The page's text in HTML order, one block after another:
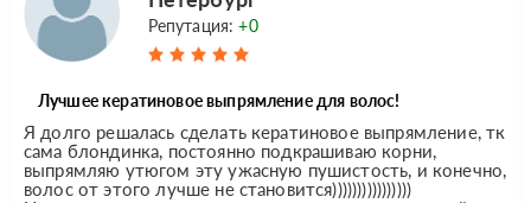
Репутация:+0
Лучшее кератиновое выпрямление для волос!
Я долго решалась сделать кератиновое выпрямление, тк
сама блондинка, постоянно подкрашиваю корни,
выпрямляю утюгом эту ужасную пушистость, и конечно,
волос от этого лучше не становится))))))))))))))))